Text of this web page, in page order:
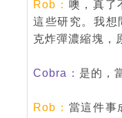
Rob： 噢，真了
這些研究。我想
克炸彈濃縮塊，
Cobra： 是的，
Rob： 當這件事